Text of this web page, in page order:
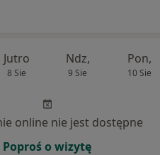
Jutro
8 Sie
Ndz,
9 Sie
Pon,
10 Sie
online nie jest dostępne
Poproś o wizytę